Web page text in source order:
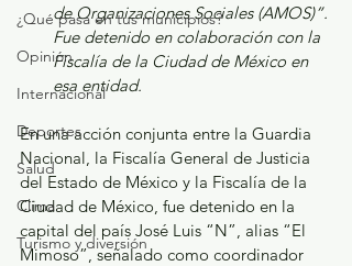
¿Qué pasa en tus municipios?
Opinión
Internacional
Deportes
Salud
Clima
Turismo y diversión
de Organizaciones Sociales (AMOS)”.
Fue detenido en colaboración con la
Fiscalía de la Ciudad de México en
esa entidad.
En una acción conjunta entre la Guardia
Nacional, la Fiscalía General de Justicia
del Estado de México y la Fiscalía de la
Ciudad de México, fue detenido en la
capital del país José Luis “N”, alias “El
Mimoso”, señalado como coordinador